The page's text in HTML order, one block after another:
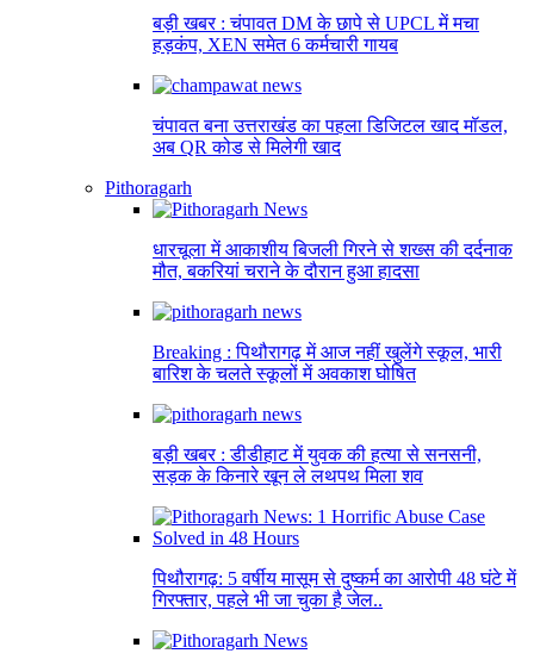
बड़ी खबर : चंपावत DM के छापे से UPCL में मचा
हड़कंप, XEN समेत 6 कर्मचारी गायब
चंपावत बना उत्तराखंड का पहला डिजिटल खाद मॉडल,
अब QR कोड से मिलेगी खाद
Pithoragarh
धारचूला में आकाशीय बिजली गिरने से शख्स की दर्दनाक
मौत, बकरियां चराने के दौरान हुआ हादसा
Breaking : पिथौरागढ़ में आज नहीं खुलेंगे स्कूल, भारी
बारिश के चलते स्कूलों में अवकाश घोषित
बड़ी खबर : डीडीहाट में युवक की हत्या से सनसनी,
सड़क के किनारे खून ले लथपथ मिला शव
पिथौरागढ़: 5 वर्षीय मासूम से दुष्कर्म का आरोपी 48 घंटे में
गिरफ्तार, पहले भी जा चुका है जेल..